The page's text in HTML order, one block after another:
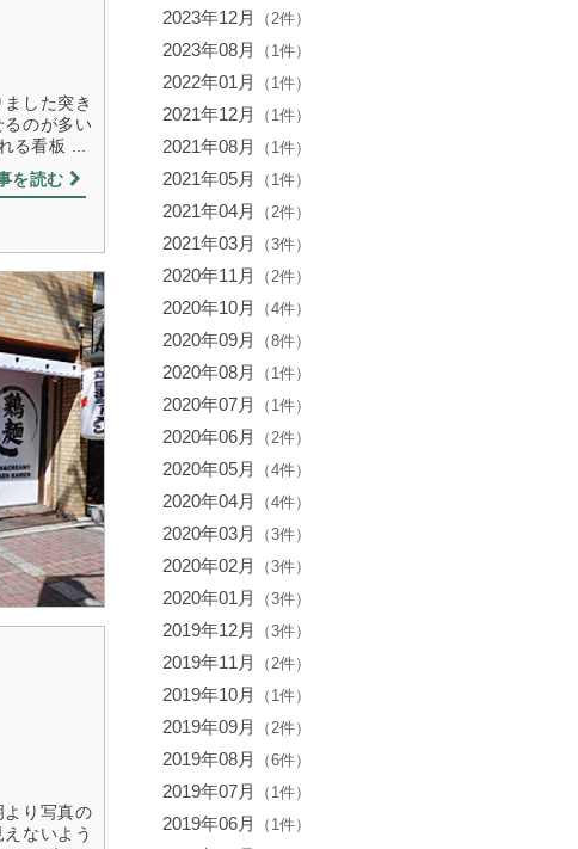
した突き
るのが多い
る看板 ...
を読む
より写真の
ないよう
2023年12月 （2件）
2023年08月 （1件）
2022年01月 （1件）
2021年12月 （1件）
2021年08月 （1件）
2021年05月 （1件）
2021年04月 （2件）
2021年03月 （3件）
2020年11月 （2件）
2020年10月 （4件）
2020年09月 （8件）
2020年08月 （1件）
2020年07月 （1件）
2020年06月 （2件）
2020年05月 （4件）
2020年04月 （4件）
2020年03月 （3件）
2020年02月 （3件）
2020年01月 （3件）
2019年12月 （3件）
2019年11月 （2件）
2019年10月 （1件）
2019年09月 （2件）
2019年08月 （6件）
2019年07月 （1件）
2019年06月 （1件）